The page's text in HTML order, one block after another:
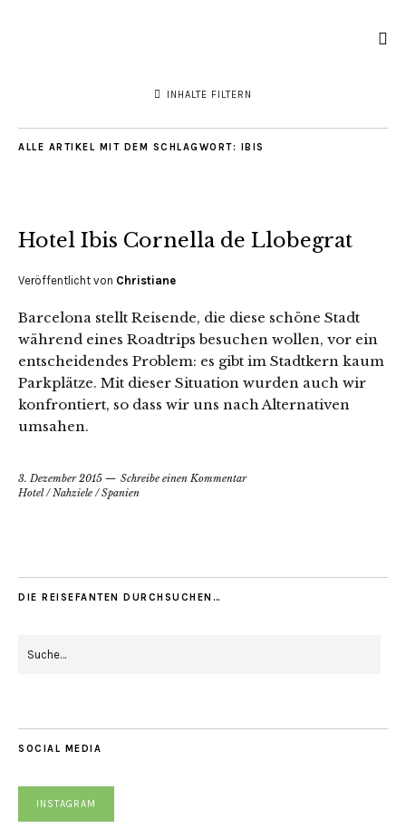
INHALTE FILTERN
ALLE ARTIKEL MIT DEM SCHLAGWORT: IBIS
Hotel Ibis Cornella de Llobegrat
Veröffentlicht von Christiane
Barcelona stellt Reisende, die diese schöne Stadt
während eines Roadtrips besuchen wollen, vor ein
entscheidendes Problem: es gibt im Stadtkern kaum
Parkplätze. Mit dieser Situation wurden auch wir
konfrontiert, so dass wir uns nach Alternativen
umsahen.
3. Dezember 2015
Schreibe einen Kommentar
Hotel/Nahziele /Spanien
DIE REISEFANTEN DURCHSUCHEN…
SOCIAL MEDIA
INSTAGRAM